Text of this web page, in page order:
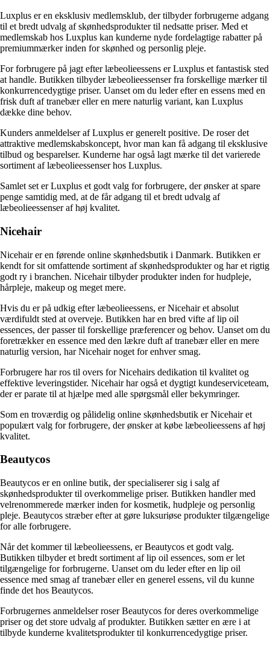
Luxplus er en eksklusiv medlemsklub, der tilbyder forbrugerne adgang
til et bredt udvalg af skønhedsprodukter til nedsatte priser. Med et
medlemskab hos Luxplus kan kunderne nyde fordelagtige rabatter på
premiummærker inden for skønhed og personlig pleje.
For forbrugere på jagt efter læbeolieessens er Luxplus et fantastisk sted
at handle. Butikken tilbyder læbeolieessenser fra forskellige mærker til
konkurrencedygtige priser. Uanset om du leder efter en essens med en
frisk duft af tranebær eller en mere naturlig variant, kan Luxplus
dække dine behov.
Kunders anmeldelser af Luxplus er generelt positive. De roser det
attraktive medlemskabskoncept, hvor man kan få adgang til eksklusive
tilbud og besparelser. Kunderne har også lagt mærke til det varierede
sortiment af læbeolieessenser hos Luxplus.
Samlet set er Luxplus et godt valg for forbrugere, der ønsker at spare
penge samtidig med, at de får adgang til et bredt udvalg af
læbeolieessenser af høj kvalitet.
Nicehair
Nicehair er en førende online skønhedsbutik i Danmark. Butikken er
kendt for sit omfattende sortiment af skønhedsprodukter og har et rigtig
godt ry i branchen. Nicehair tilbyder produkter inden for hudpleje,
hårpleje, makeup og meget mere.
Hvis du er på udkig efter læbeolieessens, er Nicehair et absolut
værdifuldt sted at overveje. Butikken har en bred vifte af lip oil
essences, der passer til forskellige præferencer og behov. Uanset om du
foretrækker en essence med den lækre duft af tranebær eller en mere
naturlig version, har Nicehair noget for enhver smag.
Forbrugere har ros til overs for Nicehairs dedikation til kvalitet og
effektive leveringstider. Nicehair har også et dygtigt kundeserviceteam,
der er parate til at hjælpe med alle spørgsmål eller bekymringer.
Som en troværdig og pålidelig online skønhedsbutik er Nicehair et
populært valg for forbrugere, der ønsker at købe læbeolieessens af høj
kvalitet.
Beautycos
Beautycos er en online butik, der specialiserer sig i salg af
skønhedsprodukter til overkommelige priser. Butikken handler med
velrenommerede mærker inden for kosmetik, hudpleje og personlig
pleje. Beautycos stræber efter at gøre luksuriøse produkter tilgængelige
for alle forbrugere.
Når det kommer til læbeolieessens, er Beautycos et godt valg.
Butikken tilbyder et bredt sortiment af lip oil essences, som er let
tilgængelige for forbrugerne. Uanset om du leder efter en lip oil
essence med smag af tranebær eller en generel essens, vil du kunne
finde det hos Beautycos.
Forbrugernes anmeldelser roser Beautycos for deres overkommelige
priser og det store udvalg af produkter. Butikken sætter en ære i at
tilbyde kunderne kvalitetsprodukter til konkurrencedygtige priser.